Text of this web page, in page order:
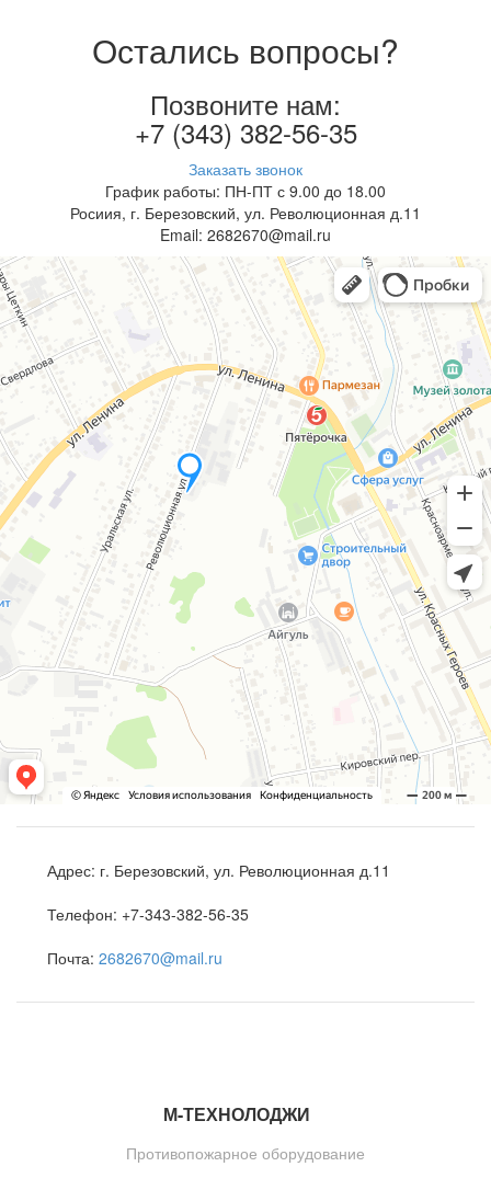
Остались вопросы?
Позвоните нам:
+7 (343) 382-56-35
Заказать звонок
График работы: ПН-ПТ с 9.00 до 18.00
Росиия, г. Березовский, ул. Революционная д.11
Email: 2682670@mail.ru
Адрес: г. Березовский, ул. Революционная д.11
Телефон: +7-343-382-56-35
Почта: 2682670@mail.ru
М-ТЕХНОЛОДЖИ
Противопожарное оборудование